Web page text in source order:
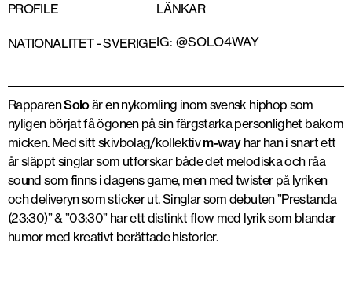
PROFILE
NATIONALITET -SVERIGE
LÄNKAR
IG: @SOLO4WAY
RapparenSoloär en nykomling inom svensk hiphop som
nyligen börjat få ögonen på sin färgstarka personlighet bakom
micken. Med sitt skivbolag/kollektivm-wayhar han i snart ett
år släppt singlar som utforskar både det melodiska och råa
sound som finns i dagens game, men med twister på lyriken
och deliveryn som sticker ut. Singlar som debuten ”Prestanda
(23:30)” & ”03:30” har ett distinkt flow med lyrik som blandar
humor med kreativt berättade historier.